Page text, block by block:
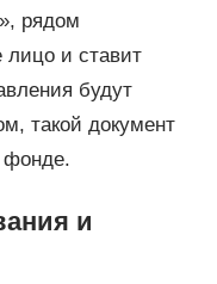
рядом
лицо и ставит
будут
такой документ
фонде.
и